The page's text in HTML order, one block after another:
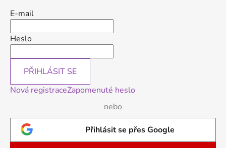
E-mail
Heslo
PŘIHLÁSIT SE
Nová registraceZapomenuté heslo
nebo
Přihlásit se přes Google